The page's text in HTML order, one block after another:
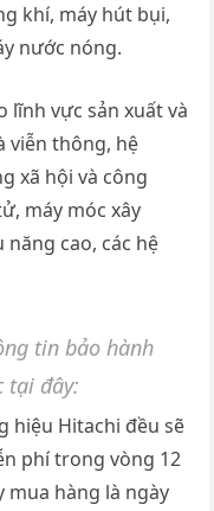
khí, máy hút bụi,
nước nóng.
lĩnh vực sản xuất và
viễn thông, hệ
xã hội và công
máy móc xây
năng cao, các hệ
tin bảo hành
tại đây:
hiệu Hitachi đều sẽ
phí trong vòng 12
mua hàng là ngày